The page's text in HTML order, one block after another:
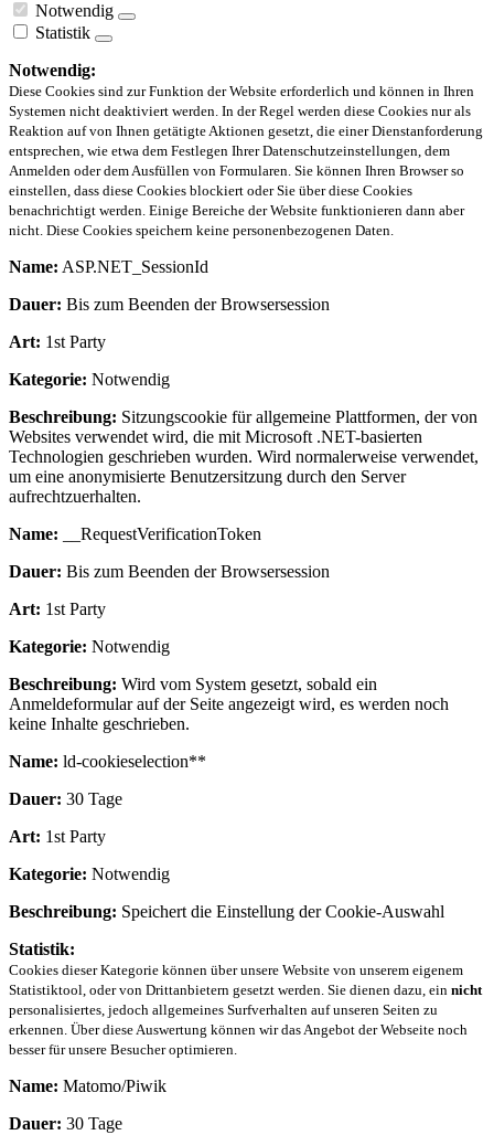
Notwendig
Statistik
Notwendig:
Diese Cookies sind zur Funktion der Website erforderlich und können in Ihren
Systemen nicht deaktiviert werden. In der Regel werden diese Cookies nur als
Reaktion auf von Ihnen getätigte Aktionen gesetzt, die einer Dienstanforderung
entsprechen, wie etwa dem Festlegen Ihrer Datenschutzeinstellungen, dem
Anmelden oder dem Ausfüllen von Formularen. Sie können Ihren Browser so
einstellen, dass diese Cookies blockiert oder Sie über diese Cookies
benachrichtigt werden. Einige Bereiche der Website funktionieren dann aber
nicht. Diese Cookies speichern keine personenbezogenen Daten.
Name: ASP.NET_SessionId
Dauer: Bis zum Beenden der Browsersession
Art: 1st Party
Kategorie: Notwendig
Beschreibung: Sitzungscookie für allgemeine Plattformen, der von
Websites verwendet wird, die mit Microsoft .NET-basierten
Technologien geschrieben wurden. Wird normalerweise verwendet,
um eine anonymisierte Benutzersitzung durch den Server
aufrechtzuerhalten.
Name: __RequestVerificationToken
Dauer: Bis zum Beenden der Browsersession
Art: 1st Party
Kategorie: Notwendig
Beschreibung: Wird vom System gesetzt, sobald ein
Anmeldeformular auf der Seite angezeigt wird, es werden noch
keine Inhalte geschrieben.
Name: ld-cookieselection**
Dauer: 30 Tage
Art: 1st Party
Kategorie: Notwendig
Beschreibung: Speichert die Einstellung der Cookie-Auswahl
Statistik:
Cookies dieser Kategorie können über unsere Website von unserem eigenem
Statistiktool, oder von Drittanbietern gesetzt werden. Sie dienen dazu, ein nicht
personalisiertes, jedoch allgemeines Surfverhalten auf unseren Seiten zu
erkennen. Über diese Auswertung können wir das Angebot der Webseite noch
besser für unsere Besucher optimieren.
Name: Matomo/Piwik
Dauer: 30 Tage